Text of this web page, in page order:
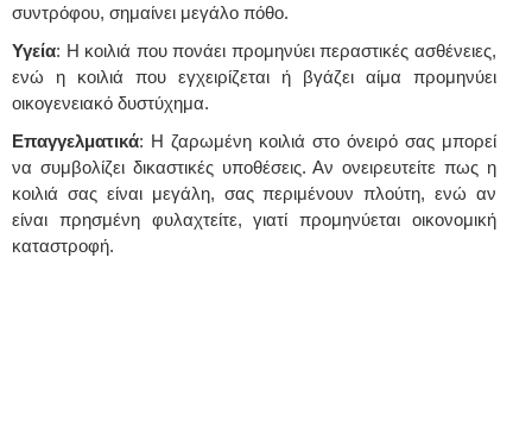
συντρόφου, σημαίνει μεγάλο πόθο.
Υγεία: Η κοιλιά που πονάει προμηνύει περαστικές ασθένειες,
ενώ η κοιλιά που εγχειρίζεται ή βγάζει αίμα προμηνύει
οικογενειακό δυστύχημα.
Επαγγελματικά: Η ζαρωμένη κοιλιά στο όνειρό σας μπορεί
να συμβολίζει δικαστικές υποθέσεις. Αν ονειρευτείτε πως η
κοιλιά σας είναι μεγάλη, σας περιμένουν πλούτη, ενώ αν
είναι πρησμένη φυλαχτείτε, γιατί προμηνύεται οικονομική
καταστροφή.